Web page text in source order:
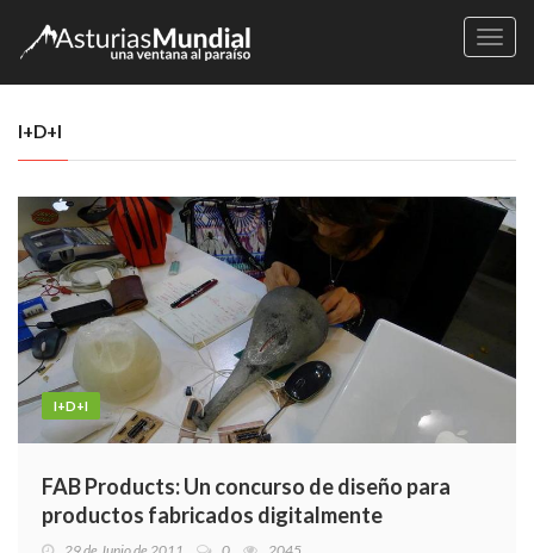
I+D+I
I+D+I
FAB Products: Un concurso de diseño para
productos fabricados digitalmente